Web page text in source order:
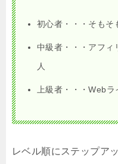
初心者・・・そもそ
中級者・・・アフィ
人
上級者・・・Web
レベル順にステップア